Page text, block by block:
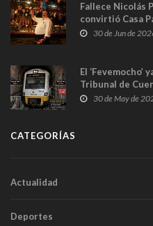
Fallece Nicolás
convirtió Casa
en Madrid
30 de Jun de
El ‘Fevemocho’
Tribunal de
sobrecoste de
30 de May de
CATEGORÍAS
Actualidad
Deportes